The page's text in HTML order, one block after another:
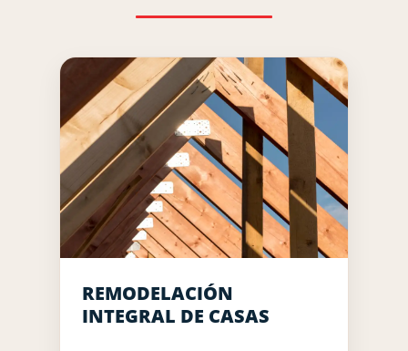
REMODELACIÓN
INTEGRAL DE CASAS